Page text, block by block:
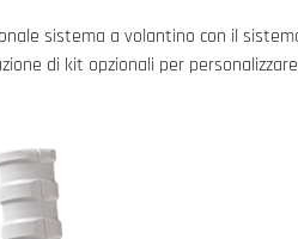
sistema a volantino con il
di kit opzionali per